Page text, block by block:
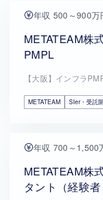
年収 500～900万
METATEAM株
PMPL
【大阪】インフラ
METATEAM SIer・受託
年収 700～1,500
METATEAM株
タント（経験者